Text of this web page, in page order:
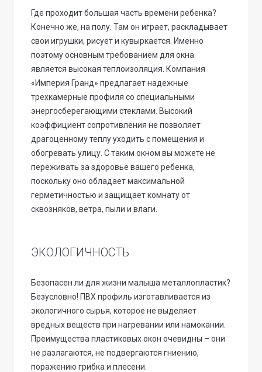
Где проходит большая часть времени ребенка?
Конечно же, на полу. Там он играет, раскладывает
свои игрушки, рисует и кувыркается. Именно
поэтому основным требованием для окна
является высокая теплоизоляция. Компания
«Империя Гранд» предлагает надежные
трехкамерные профиля со специальными
энергосберегающими стеклами. Высокий
коэффициент сопротивления не позволяет
драгоценному теплу уходить с помещения и
обогревать улицу. С таким окном вы можете не
переживать за здоровье вашего ребенка,
поскольку оно обладает максимальной
герметичностью и защищает комнату от
сквозняков, ветра, пыли и влаги.
ЭКОЛОГИЧНОСТЬ
Безопасен ли для жизни малыша металлопластик?
Безусловно! ПВХ профиль изготавливается из
экологичного сырья, которое не выделяет
вредных веществ при нагревании или намокании.
Преимущества пластиковых окон очевидны – они
не разлагаются, не подвергаются гниению,
поражению грибка и плесени.